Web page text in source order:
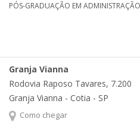
PÓS-GRADUAÇÃO EM
Granja Vianna
Rodovia Raposo Tavares, 7.200
Granja Vianna - Cotia - SP
Como chegar